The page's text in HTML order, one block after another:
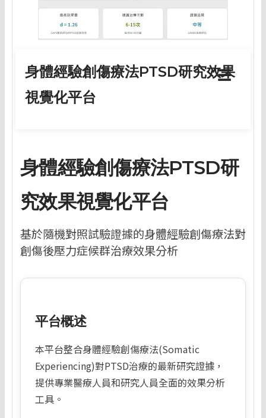
身體經驗創傷療法PTSD研究效果
視覺化平台
☰
身體經驗創傷療法PTSD研
究效果視覺化平台
基於隨機對照試驗證據的身體經驗創傷療法對
創傷後壓力症候群治療效果分析
平台概述
本平台整合身體經驗創傷療法(Somatic
Experiencing)對PTSD治療的最新研究證據，
提供專業醫療人員和研究人員全面的效果分析
工具。